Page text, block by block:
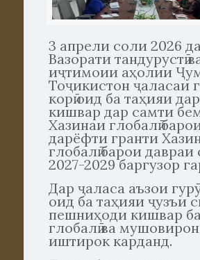
3 апрели соли 2026
Вазорати тандурустӣ
иҷтимоии аҳолии
Тоҷикистон ҷаласаи
корӣ оид ба таҳияи
кишвар дар самти
Хазинаи глобалӣ
дарёфти гранти
глобалӣ барои
2027-2029 баргузор
Дар ҷаласа аъзои
оид ба таҳияи ҷузъи
пешниҳоди кишвар
глобалӣ ва
иштирок карданд.